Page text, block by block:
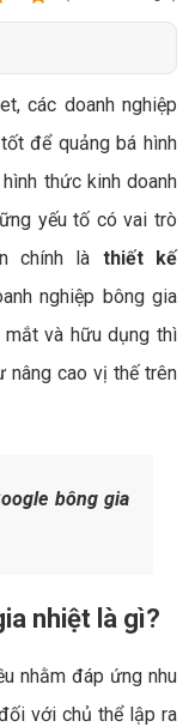
các doanh nghiệp
để quảng bá hình
thức kinh doanh
yếu tố có vai trò
chính là thiết kế
nghiệp bông gia
mắt và hữu dụng thì
nâng cao vị thế trên
bông gia
nhiệt là gì?
nhằm đáp ứng nhu
với chủ thể lập ra